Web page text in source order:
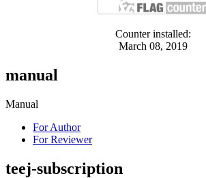
Counter installed:
March 08, 2019
manual
Manual
For Author
For Reviewer
teej-subscription